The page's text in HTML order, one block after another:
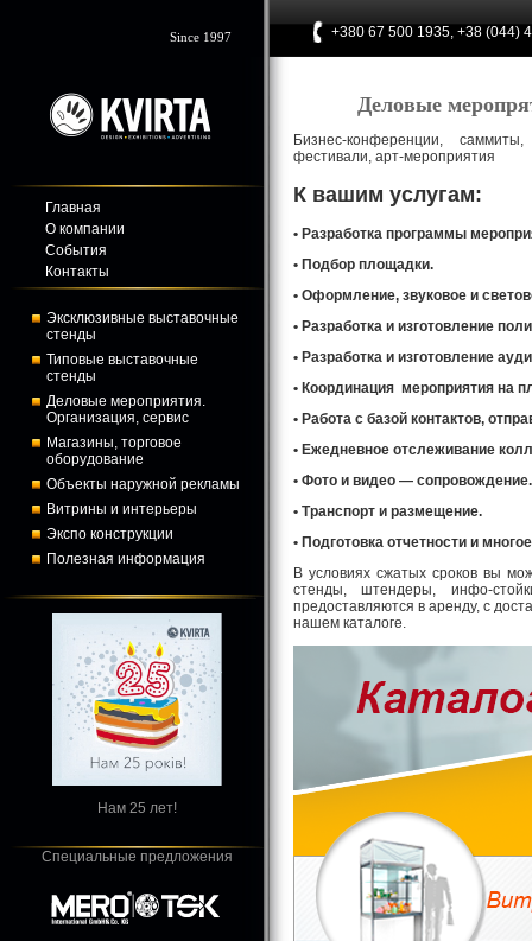
Since 1997 +380 67 500 1935, +38 (044)
Главная
О компании
События
Контакты
Эксклюзивные выставочные
стенды
Типовые выставочные
стенды
Деловые мероприятия.
Организация, сервис
Магазины, торговое
оборудование
Объекты наружной рекламы
Витрины и интерьеры
Экспо конструкции
Полезная информация
Нам 25 лет!
Специальные предложения
Деловые
Бизнес-конференции,
фестивали, арт-мероприятия
К вашим услугам:
• Разработка программы
• Подбор площадки.
• Оформление, звуковое и
• Разработка и изготовление
• Разработка и изготовление
• Координация мероприятия на
• Работа с базой контактов,
• Ежедневное отслеживание
• Фото и видео — сопровождение.
• Транспорт и размещение.
• Подготовка отчетности и
В условиях сжатых сроков вы
стенды, штендеры, инфо-
предоставляются в аренду, с
нашем каталоге.